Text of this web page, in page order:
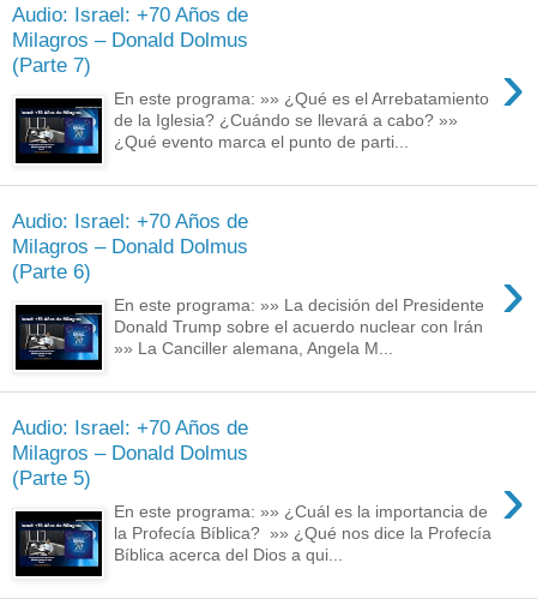
Audio: Israel: +70 Años de
Milagros – Donald Dolmus
(Parte 7)
›
En este programa: »» ¿Qué es el Arrebatamiento
de la Iglesia? ¿Cuándo se llevará a cabo? »»
¿Qué evento marca el punto de parti...
Audio: Israel: +70 Años de
Milagros – Donald Dolmus
(Parte 6)
›
En este programa: »» La decisión del Presidente
Donald Trump sobre el acuerdo nuclear con Irán
»» La Canciller alemana, Angela M...
Audio: Israel: +70 Años de
Milagros – Donald Dolmus
(Parte 5)
›
En este programa: »» ¿Cuál es la importancia de
la Profecía Bíblica? »» ¿Qué nos dice la Profecía
Bíblica acerca del Dios a qui...